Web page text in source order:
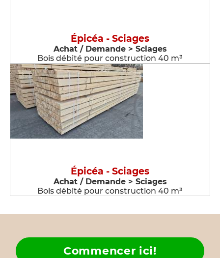
Épicéa - Sciages
Achat / Demande > Sciages
Bois débité pour construction 40 m³
Épicéa - Sciages
Achat / Demande > Sciages
Bois débité pour construction 40 m³
Commencer ici!